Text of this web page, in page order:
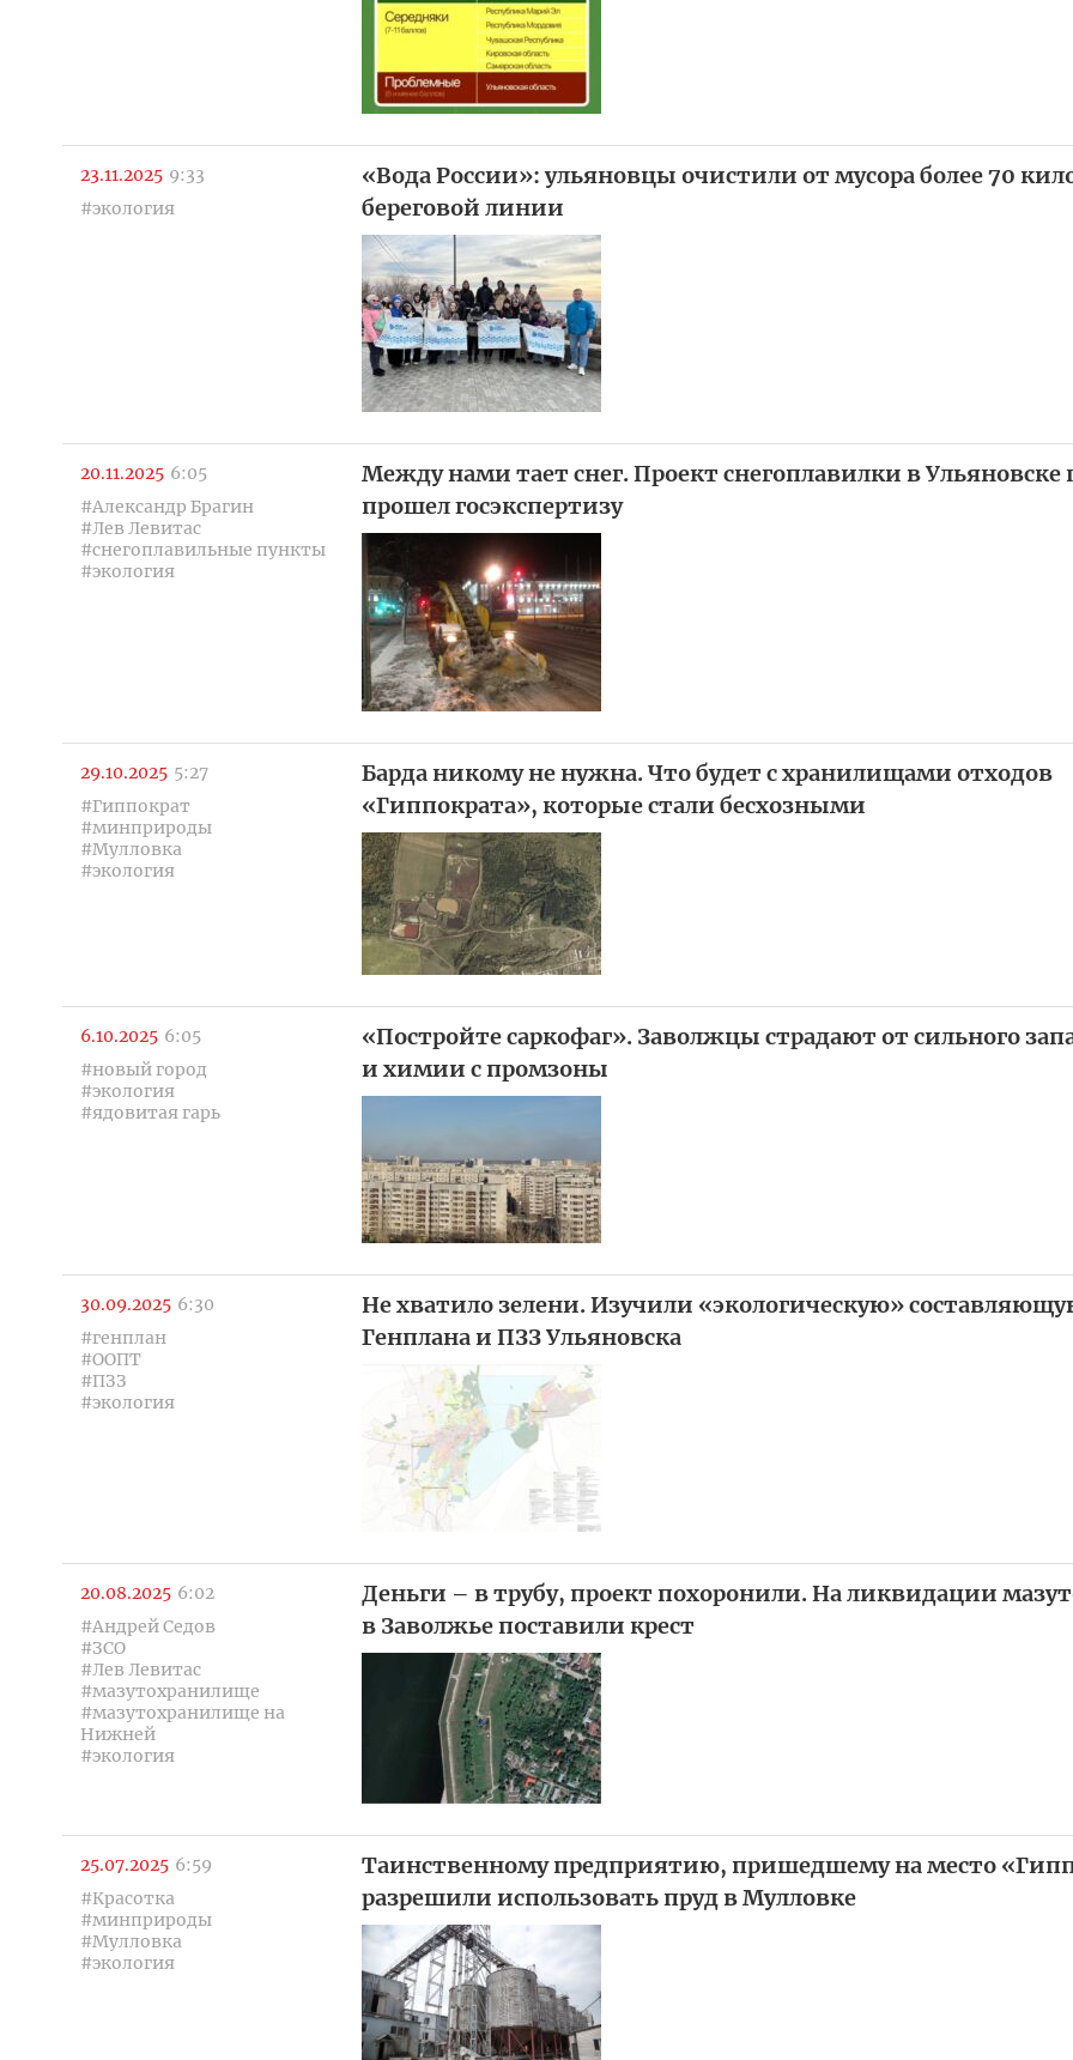
23.11.2025 9:33
#экология
«Вода России»: ульяновцы очистили от мусора более 70
береговой линии
20.11.2025 6:05
#Александр Брагин
#Лев Левитас
#снегоплавильные пункты
#экология
Между нами тает снег. Проект снегоплавилки в Ульяновске
прошел госэкспертизу
29.10.2025 5:27
#Гиппократ
#минприроды
#Мулловка
#экология
Барда никому не нужна. Что будет с хранилищами отходов
«Гиппократа», которые стали бесхозными
6.10.2025 6:05
#новый город
#экология
#ядовитая гарь
«Постройте саркофаг». Заволжцы страдают от сильного
и химии с промзоны
30.09.2025 6:30
#генплан
#ООПТ
#ПЗЗ
#экология
Не хватило зелени. Изучили «экологическую»
Генплана и ПЗЗ Ульяновска
20.08.2025 6:02
#Андрей Седов
#ЗСО
#Лев Левитас
#мазутохранилище
#мазутохранилище на
Нижней
#экология
Деньги – в трубу, проект похоронили. На ликвидации
в Заволжье поставили крест
25.07.2025 6:59
#Красотка
#минприроды
#Мулловка
#экология
Таинственному предприятию, пришедшему на место
разрешили использовать пруд в Мулловке